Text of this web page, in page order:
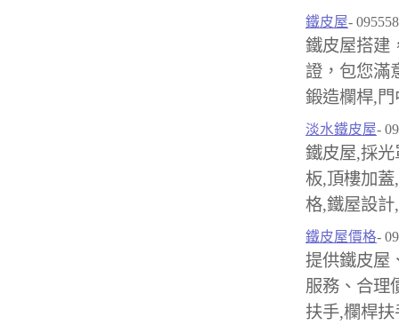
鐵皮屋-
鐵皮屋搭建
證，包您滿
鍛造欄桿,門
淡水鐵皮屋-
鐵皮屋,採
板,頂樓加
格,鐵屋設
鐵皮屋價格-
提供鐵皮屋
服務、合理
扶手,欄桿